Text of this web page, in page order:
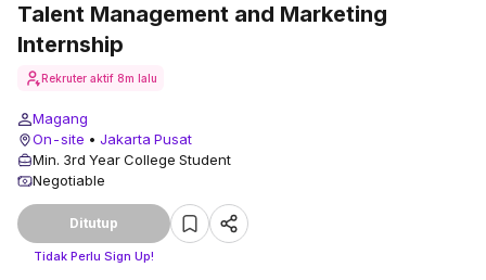
Talent Management and Marketing
Internship
Rekruter aktif 8m lalu
Magang
On-site • Jakarta Pusat
Min. 3rd Year College Student
Negotiable
Ditutup
Tidak Perlu Sign Up!